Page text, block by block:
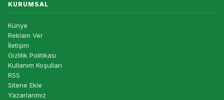
KURUMSAL
Künye
Reklam Ver
İletişim
Gizlilik Politikası
Kullanım Koşulları
RSS
Sitene Ekle
Yazarlarımız